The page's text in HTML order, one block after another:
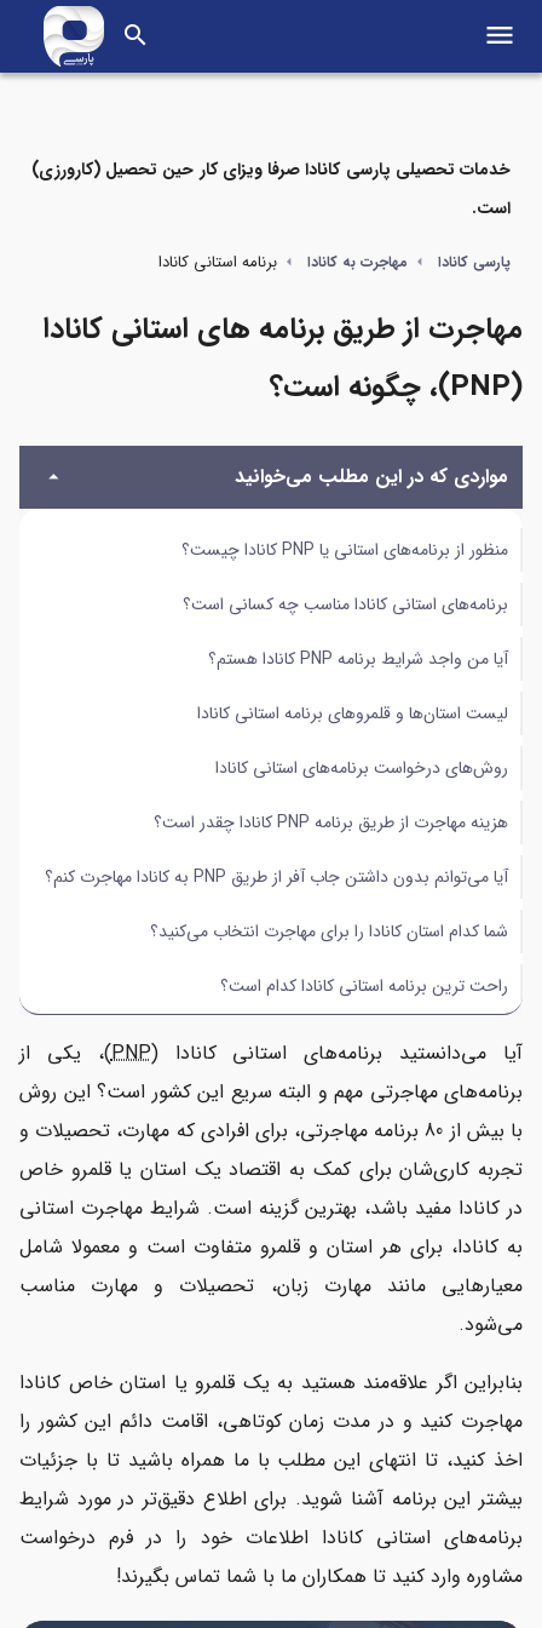
search menu
مواردی که در این مطلب می‌خوانید
منظور از برنامه‌های استانی یا PNP کانادا چیست؟
برنامه‌های استانی کانادا مناسب چه کسانی است؟
لیست استان‌ها و قلمروهای برنامه استانی کانادا
خدمات تحصیلی پارسی کانادا صرفا ویزای کار حین تحصیل (کارورزی)
است.
پارسی کانادا مهاجرت به کانادا برنامه استانی کانادا
مهاجرت از طریق برنامه های استانی کانادا
(PNP)، چگونه است؟
مواردی که در این مطلب می‌خوانید
منظور از برنامه‌های استانی یا PNP کانادا چیست؟
برنامه‌های استانی کانادا مناسب چه کسانی است؟
آیا من واجد شرایط برنامه PNP کانادا هستم؟
لیست استان‌ها و قلمروهای برنامه استانی کانادا
روش‌های درخواست برنامه‌های استانی کانادا
هزینه مهاجرت از طریق برنامه PNP کانادا چقدر است؟
آیا می‌توانم بدون داشتن جاب آفر از طریق PNP به کانادا مهاجرت کنم؟
شما کدام استان کانادا را برای مهاجرت انتخاب می‌کنید؟
راحت ترین برنامه استانی کانادا کدام است؟
آیا می‌دانستید برنامه‌های استانی کانادا (PNP)، یکی از
برنامه‌های مهاجرتی مهم و البته سریع این کشور است؟ این روش
با بیش از 80 برنامه مهاجرتی، برای افرادی که مهارت، تحصیلات و
تجربه کاری‌شان برای کمک به اقتصاد یک استان یا قلمرو خاص
در کانادا مفید باشد، بهترین گزینه است. شرایط مهاجرت استانی
به کانادا، برای هر استان و قلمرو متفاوت است و معمولا شامل
معیارهایی مانند مهارت زبان، تحصیلات و مهارت مناسب
می‌شود.
بنابراین اگر علاقه‌مند هستید به یک قلمرو یا استان خاص کانادا
مهاجرت کنید و در مدت زمان کوتاهی، اقامت دائم این کشور را
اخذ کنید، تا انتهای این مطلب با ما همراه باشید تا با جزئیات
بیشتر این برنامه آشنا شوید. برای اطلاع دقیق‌تر در مورد شرایط
برنامه‌های استانی کانادا اطلاعات خود را در فرم درخواست
مشاوره وارد کنید تا همکاران ما با شما تماس بگیرند!